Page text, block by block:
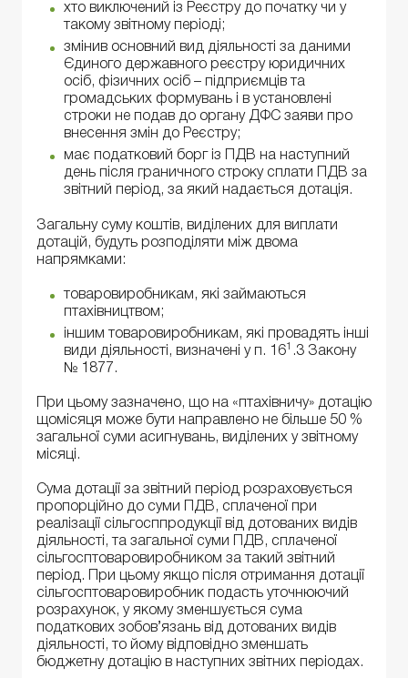
хто виключений із Реєстру до початку чи у
такому звітному періоді;
змінив основний вид діяльності за даними
Єдиного державного реєстру юридичних
осіб, фізичних осіб – підприємців та
громадських формувань і в установлені
строки не подав до органу ДФС заяви про
внесення змін до Реєстру;
має податковий борг із ПДВ на наступний
день після граничного строку сплати ПДВ за
звітний період, за який надається дотація.
Загальну суму коштів, виділених для виплати
дотацій, будуть розподіляти між двома
напрямками:
товаровиробникам, які займаються
птахівництвом;
іншим товаровиробникам, які провадять інші
види діяльності, визначені у п. 161 .3 Закону
№ 1877.
При цьому зазначено, що на «птахівничу» дотацію
щомісяця може бути направлено не більше 50 %
загальної суми асигнувань, виділених у звітному
місяці.
Сума дотації за звітний період розраховується
пропорційно до суми ПДВ, сплаченої при
реалізації сільгосппродукції від дотованих видів
діяльності, та загальної суми ПДВ, сплаченої
сільгосптоваровиробником за такий звітний
період. При цьому якщо після отримання дотації
сільгосптоваровиробник подасть уточнюючий
розрахунок, у якому зменшується сума
податкових зобов’язань від дотованих видів
діяльності, то йому відповідно зменшать
бюджетну дотацію в наступних звітних періодах.